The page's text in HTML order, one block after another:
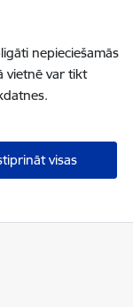
nepieciešamās
vietnē var tikt
visas